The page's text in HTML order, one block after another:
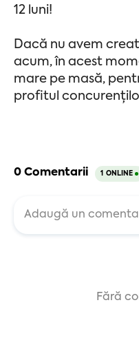
12 luni!
Dacă nu avem
acum, în acest
mare pe masă,
profitul